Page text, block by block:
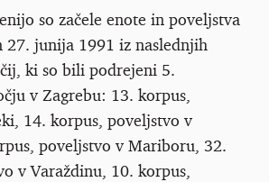
so začele enote in poveljstva
27. junija 1991 iz naslednjih
ki so bili podrejeni 5.
v Zagrebu: 13. korpus,
14. korpus, poveljstvo v
poveljstvo v Mariboru, 32.
v Varaždinu, 10. korpus,